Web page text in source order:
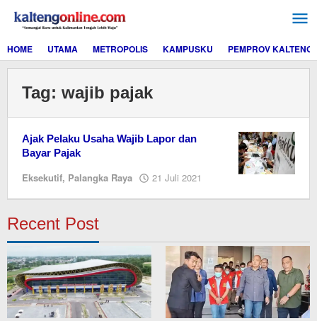
konten
HOME
UTAMA METROPOLIS KAMPUSKU PEMPROV KALTENG
Tag: wajib pajak
Ajak Pelaku Usaha Wajib Lapor dan
Bayar Pajak
Eksekutif, Palangka Raya 21 Juli 2021
Recent Post